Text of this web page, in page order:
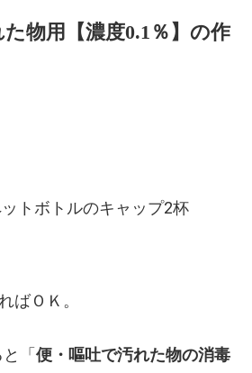
物用【濃度0.1％】の作
トボトルのキャップ2杯
ばＯＫ。
と「便・嘔吐で汚れた物の消毒